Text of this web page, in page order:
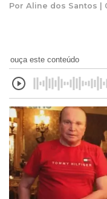
Por Aline dos Santos |
ouça este conteúdo